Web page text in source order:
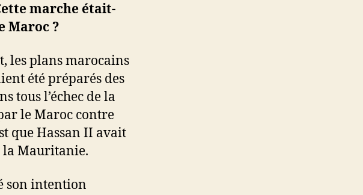
marche était-
Maroc ?
les plans marocains
été préparés des
tous l’échec de la
le Maroc contre
que Hassan II avait
la Mauritanie.
son intention